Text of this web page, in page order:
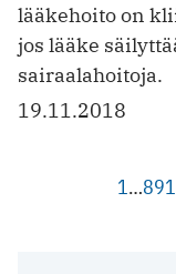
lääkehoito on
jos lääke
sairaalahoitoja.
19.11.2018
1…89